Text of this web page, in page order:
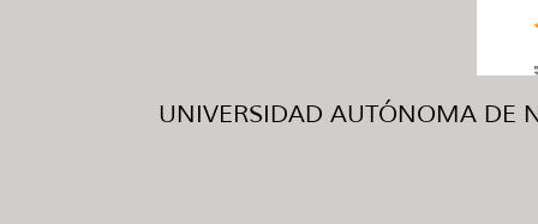
UNIVERSIDAD AUTÓNOMA DE